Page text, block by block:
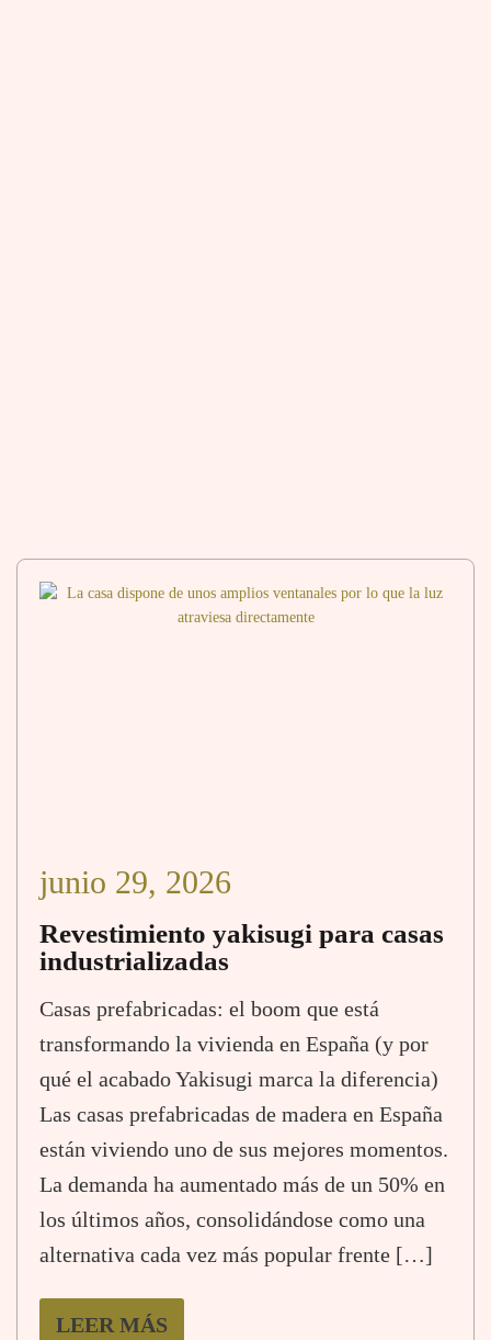
junio 29, 2026
Revestimiento yakisugi para casas
industrializadas
Casas prefabricadas: el boom que está
transformando la vivienda en España (y por
qué el acabado Yakisugi marca la diferencia)
Las casas prefabricadas de madera en España
están viviendo uno de sus mejores momentos.
La demanda ha aumentado más de un 50% en
los últimos años, consolidándose como una
alternativa cada vez más popular frente […]
LEER MÁS